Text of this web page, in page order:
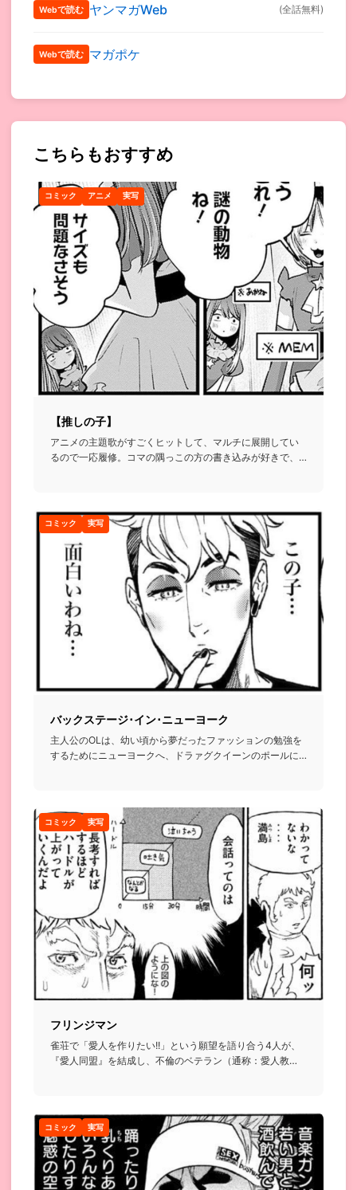
Webで読む ヤンマガWeb (全話無料)
Webで読む マガポケ
こちらもおすすめ
コミック アニメ 実写
【推しの子】
アニメの主題歌がすごくヒットして、マルチに展開してい
るので一応履修。コマの隅っこの方の書き込みが好きで、
コミック 実写
バックステージ･イン･ニューヨーク
主人公のOLは、幼い頃から夢だったファッションの勉強を
するためにニューヨークへ、ドラァグクイーンのポールに
コミック 実写
フリンジマン
雀荘で「愛人を作りたい!!」という願望を語り合う4人が、
『愛人同盟』を結成し、不倫のベテラン（通称：愛人教
コミック 実写